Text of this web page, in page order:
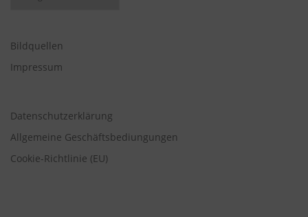
Bildquellen
Impressum
Datenschutzerklärung
Allgemeine Geschäftsbediungungen
Cookie-Richtlinie (EU)